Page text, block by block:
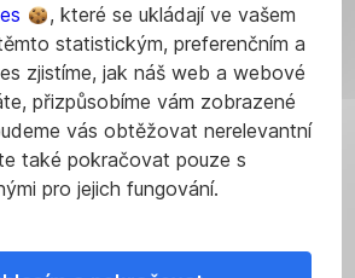
, které se ukládají ve vašem
statistickým, preferenčním a
zjistíme, jak náš web a webové
přizpůsobíme vám zobrazené
vás obtěžovat nerelevantní
také pokračovat pouze s
pro jejich fungování.